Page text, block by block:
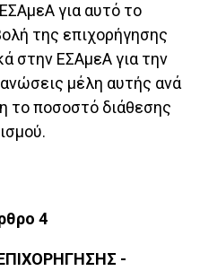
για αυτό το
της επιχορήγησης
στην ΕΣΑμεΑ για την
μέλη αυτής ανά
το ποσοστό διάθεσης
4
-